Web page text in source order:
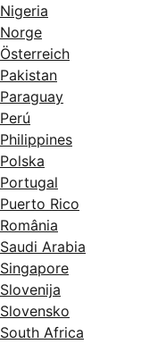
Nigeria
Norge
Österreich
Pakistan
Paraguay
Perú
Philippines
Polska
Portugal
Puerto Rico
România
Saudi Arabia
Singapore
Slovenija
Slovensko
South Africa